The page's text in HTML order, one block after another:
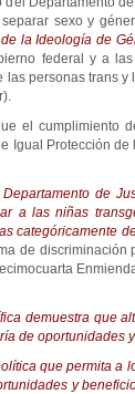
sexo y
la Ideología de
federal y a
personas trans
el cumplimiento
Igual Protección
de
a las niñas
categóricamente
de
demuestra que
de oportunidades
que permita a
y